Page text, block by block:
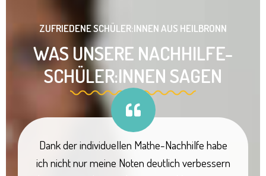
ZUFRIEDENE SCHÜLER:INNEN AUS HEILBRONN
WAS UNSERE NACHHILFE-
SCHÜLER:INNEN SAGEN
Dank der individuellen Mathe-Nachhilfe habe
ich nicht nur meine Noten deutlich verbessern